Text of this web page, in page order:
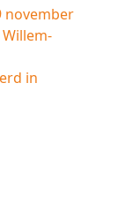
november
in